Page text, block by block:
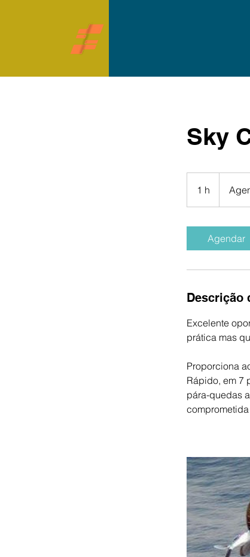
Sky
1 h
horário!
Agendar
Descrição
Excelente
prática mas
Proporciona
Rápido, em 7
pára-quedas